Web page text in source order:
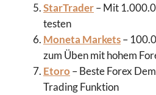
StarTrader– Mit
testen
Moneta Markets–
zum Üben mit hohem
Etoro – Beste Forex
Trading Funktion